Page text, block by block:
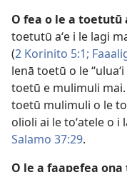
O fea o le a toetutū
toetutū aʻe i le lagi
(2 Korinito 5:1;
lenā toetū o le
toetū e mulimuli mai.
toetū mulimuli o le
olioli ai le toʻatele o
Salamo 37:29.
O le a faapefea